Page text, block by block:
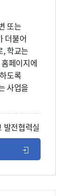
또는
더불어
, 학교는
페이지에
도록
사업을
전협력실